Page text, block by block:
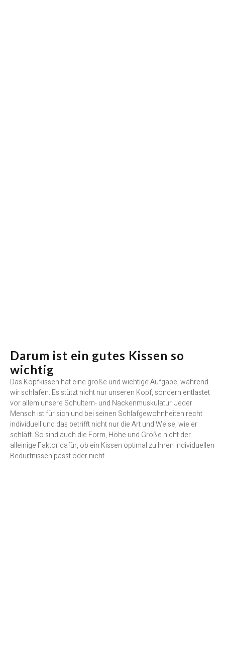
Darum ist ein gutes Kissen so
wichtig
Das Kopfkissen hat eine große und wichtige Aufgabe, während
wir schlafen. Es stützt nicht nur unseren Kopf, sondern entlastet
vor allem unsere Schultern- und Nackenmuskulatur. Jeder
Mensch ist für sich und bei seinen Schlafgewohnheiten recht
individuell und das betrifft nicht nur die Art und Weise, wie er
schläft. So sind auch die Form, Höhe und Größe nicht der
alleinige Faktor dafür, ob ein Kissen optimal zu Ihren individuellen
Bedürfnissen passt oder nicht.